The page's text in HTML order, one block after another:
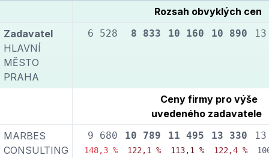
Rozsah obvyklých cen
Zadavatel
HLAVNÍ
MĚSTO
PRAHA
6 528 8 833 10 160 10 890
Ceny firmy pro výše
uvedeného zadavatele
MARBES
CONSULTING
9 680
148,3 %
10 789
122,1 %
11 495
113,1 %
13 330
122,4 %